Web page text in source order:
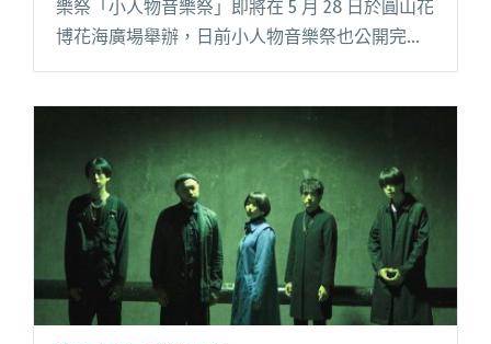
樂祭「小人物音樂祭」即將在 5 月 28 日於圓山花
博花海廣場舉辦，日前小人物音樂祭也公開完整
物音樂祭週末圓山花博登場 毀容姐妹會驚喜共演
張秀卿"